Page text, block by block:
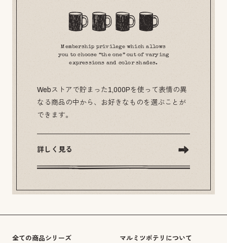
Membership privilege which allows
you to choose “the one” out of varying
expressions and color shades.
Webストアで貯まった1,000Pを使って表情の異
なる商品の中から、お好きなものを選ぶことが
できます。
詳しく見る
全ての商品シリーズ マルミツポテリについて